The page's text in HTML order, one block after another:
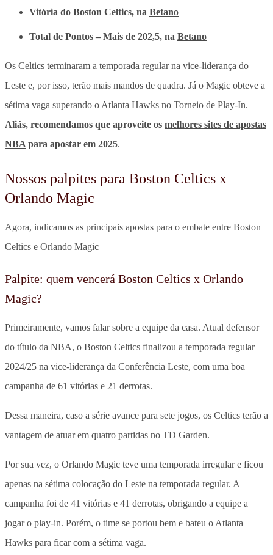
Vitória do Boston Celtics, na Betano
Total de Pontos – Mais de 202,5, na Betano
Os Celtics terminaram a temporada regular na vice-liderança do
Leste e, por isso, terão mais mandos de quadra. Já o Magic obteve a
sétima vaga superando o Atlanta Hawks no Torneio de Play-In.
Aliás, recomendamos que aproveite os melhores sites de apostas
NBA para apostar em 2025.
Nossos palpites para Boston Celtics x
Orlando Magic
Agora, indicamos as principais apostas para o embate entre Boston
Celtics e Orlando Magic
Palpite: quem vencerá Boston Celtics x Orlando
Magic?
Primeiramente, vamos falar sobre a equipe da casa. Atual defensor
do título da NBA, o Boston Celtics finalizou a temporada regular
2024/25 na vice-liderança da Conferência Leste, com uma boa
campanha de 61 vitórias e 21 derrotas.
Dessa maneira, caso a série avance para sete jogos, os Celtics terão a
vantagem de atuar em quatro partidas no TD Garden.
Por sua vez, o Orlando Magic teve uma temporada irregular e ficou
apenas na sétima colocação do Leste na temporada regular. A
campanha foi de 41 vitórias e 41 derrotas, obrigando a equipe a
jogar o play-in. Porém, o time se portou bem e bateu o Atlanta
Hawks para ficar com a sétima vaga.